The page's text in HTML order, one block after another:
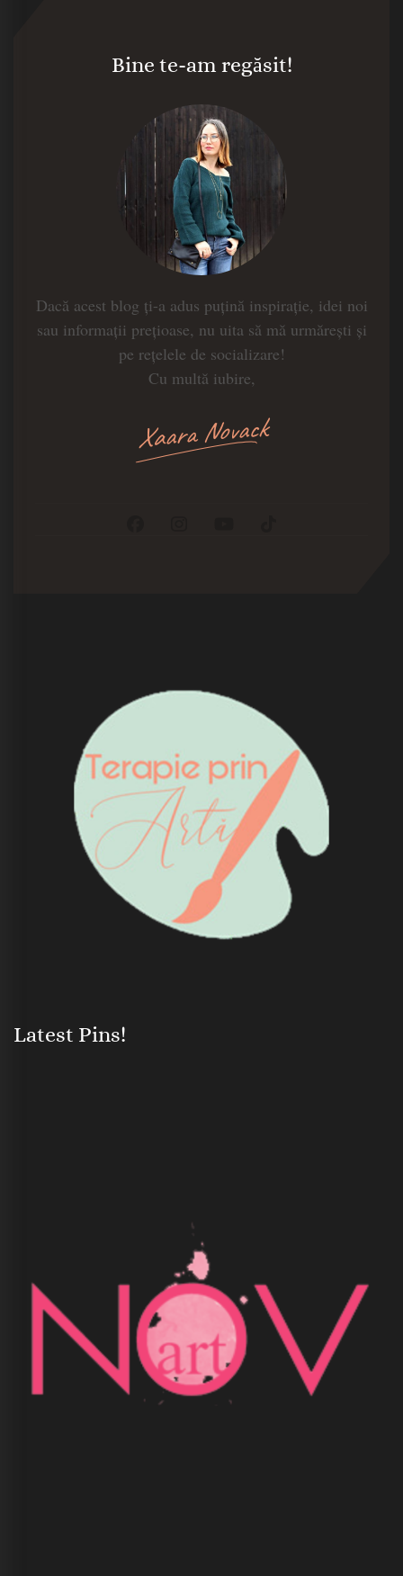
Bine te-am regăsit!
Dacă acest blog ți-a adus puțină inspirație, idei noi
sau informații prețioase, nu uita să mă urmărești și
pe rețelele de socializare!
Cu multă iubire,
Xaara Novack
Latest Pins!